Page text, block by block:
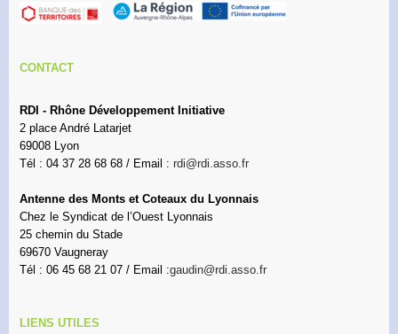
CONTACT
RDI - Rhône Développement Initiative
2 place André Latarjet
69008 Lyon
Tél : 04 37 28 68 68 / Email : rdi@rdi.asso.fr
Antenne des Monts et Coteaux du Lyonnais
Chez le Syndicat de l’Ouest Lyonnais
25 chemin du Stade
69670 Vaugneray
Tél : 06 45 68 21 07 / Email :gaudin@rdi.asso.fr
LIENS UTILES